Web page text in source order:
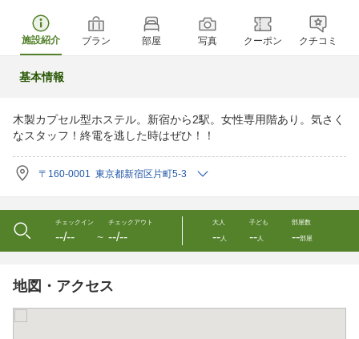
施設紹介 プラン 部屋 写真 クーポン クチコミ
基本情報
木製カプセル型ホステル。新宿から2駅。女性専用階あり。気さく
なスタッフ！終電を逃した時はぜひ！！
〒160-0001 東京都新宿区片町5-3
チェックイン
--/-- 〜
チェックアウト
--/--
大人
--人
子ども
--人
部屋数
--部屋
地図・アクセス